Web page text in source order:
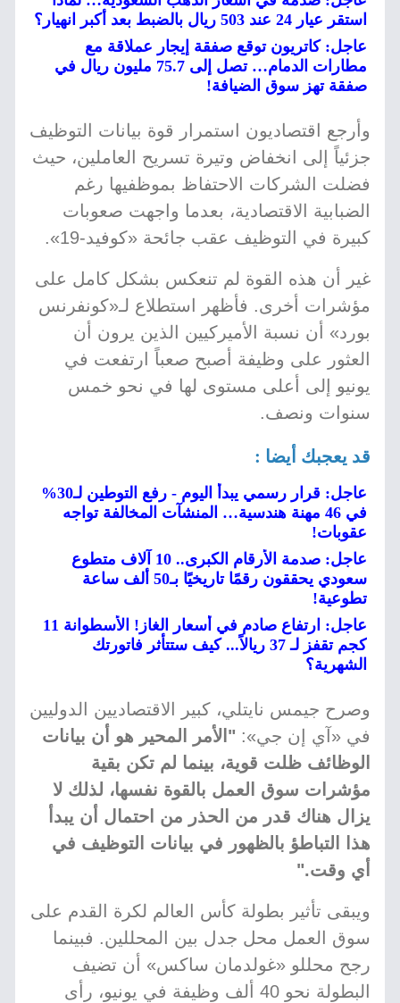
استقر عيار 24 عند 503 ريال بالضبط بعد أكبر انهيار؟
عاجل: كاتريون توقع صفقة إيجار عملاقة مع
مطارات الدمام… تصل إلى 75.7 مليون ريال في
صفقة تهز سوق الضيافة!
وأرجع اقتصاديون استمرار قوة بيانات التوظيف
جزئياً إلى انخفاض وتيرة تسريح العاملين، حيث
فضلت الشركات الاحتفاظ بموظفيها رغم
الضبابية الاقتصادية، بعدما واجهت صعوبات
كبيرة في التوظيف عقب جائحة «كوفيد-19».
غير أن هذه القوة لم تنعكس بشكل كامل على
مؤشرات أخرى. فأظهر استطلاع لـ«كونفرنس
بورد» أن نسبة الأميركيين الذين يرون أن
العثور على وظيفة أصبح صعباً ارتفعت في
يونيو إلى أعلى مستوى لها في نحو خمس
سنوات ونصف.
قد يعجبك أيضا :
عاجل: قرار رسمي يبدأ اليوم - رفع التوطين لـ30%
في 46 مهنة هندسية… المنشآت المخالفة تواجه
عقوبات!
عاجل: صدمة الأرقام الكبرى.. 10 آلاف متطوع
سعودي يحققون رقمًا تاريخيًا بـ50 ألف ساعة
تطوعية!
عاجل: ارتفاع صادم في أسعار الغاز! الأسطوانة 11
كجم تقفز لـ 37 ريالاً... كيف ستتأثر فاتورتك
الشهرية؟
وصرح جيمس نايتلي، كبير الاقتصاديين الدوليين
في «آي إن جي»: "الأمر المحير هو أن بيانات
الوظائف ظلت قوية، بينما لم تكن بقية
مؤشرات سوق العمل بالقوة نفسها، لذلك لا
يزال هناك قدر من الحذر من احتمال أن يبدأ
هذا التباطؤ بالظهور في بيانات التوظيف في
أي وقت."
ويبقى تأثير بطولة كأس العالم لكرة القدم على
سوق العمل محل جدل بين المحللين. فبينما
رجح محللو «غولدمان ساكس» أن تضيف
البطولة نحو 40 ألف وظيفة في يونيو، رأى